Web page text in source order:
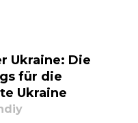
Ukraine: Die
für die
Ukraine